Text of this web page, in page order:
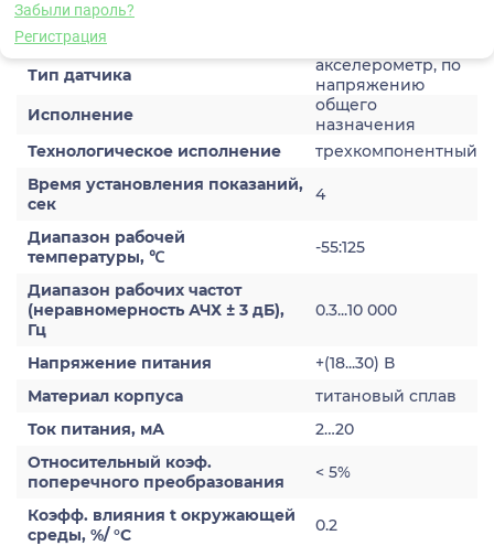
Забыли пароль?
Регистрация
Характеристики
Тип датчика
акселерометр, по
напряжению
Исполнение
общего
назначения
Технологическое исполнение
трехкомпонентный
Время установления показаний,
сек
4
Диапазон рабочей
температуры, ℃
-55:125
Диапазон рабочих частот
(неравномерность АЧХ ± 3 дБ),
Гц
0.3...10 000
Напряжение питания
+(18...30) В
Материал корпуса
титановый сплав
Ток питания, мА
2…20
Относительный коэф.
поперечного преобразования
< 5%
Коэфф. влияния t окружающей
среды, %/ °С
0.2